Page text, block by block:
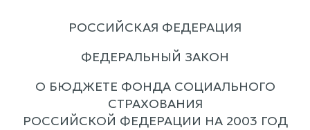
РОССИЙСКАЯ ФЕДЕРАЦИЯ
ФЕДЕРАЛЬНЫЙ ЗАКОН
О БЮДЖЕТЕ ФОНДА СОЦИАЛЬНОГО
СТРАХОВАНИЯ
РОССИЙСКОЙ ФЕДЕРАЦИИ НА 2003 ГОД